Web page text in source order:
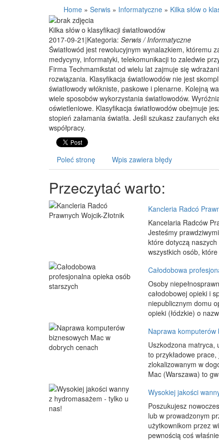
Home » Serwis » Informatyczne » Kilka słów o
Kilka słów o klasyfikacji światłowodów
2017-09-21 |Kategoria: Serwis / Informatyczne
Światłowód jest rewolucyjnym wynalazkiem, któremu
medycyny, informatyki, telekomunikacji to zaledwie
Firma Techmamikstat od wielu lat zajmuje się
rozwiązania. Klasyfikacja światłowodów nie jest
światłowody włókniste, paskowe i plenarne. Kolejną
wiele sposobów wykorzystania światłowodów.
oświetleniowe. Klasyfikacja światłowodów obejmuje
stopień załamania światła. Jeśli szukasz zaufanych
współpracy.
Poleć stronę Wpis zawiera błędy
Przeczytać warto:
Kancleria Radcó
Kancelaria Radców
Jesteśmy
które dotyczą
wszystkich osób,
Całodobowa
Osoby
całodobowej opieki i
niepublicznym domu
opieki (łódzkie) o
Naprawa
Uszkodzona matryca,
to przykładowe
zlokalizowanym w
Mac (Warszawa) to
Wysokiej jakości
Poszukujesz
lub w prowadzonym
użytkownikom przez
pewnością coś